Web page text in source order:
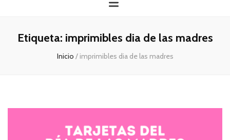
Etiqueta: imprimibles dia de las madres
Inicio / imprimibles dia de las madres